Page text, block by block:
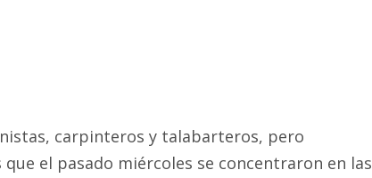
carpinteros y talabarteros, pero
el pasado miércoles se concentraron en las